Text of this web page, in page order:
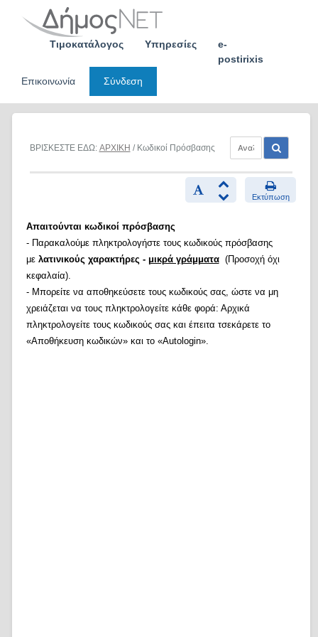
Τιμοκατάλογος Υπηρεσίες
e-
postirixis
Επικοινωνία
Σύνδεση
ΒΡΙΣΚΕΣΤΕ ΕΔΩ: ΑΡΧΙΚΗ / Κωδικοί Πρόσβασης
Εκτύπωση
Απαιτούνται κωδικοί πρόσβασης
- Παρακαλούμε πληκτρολογήστε τους κωδικούς πρόσβασης
με λατινικούς χαρακτήρες - μικρά γράμματα(Προσοχή όχι
κεφαλαία).
- Μπορείτε να αποθηκεύσετε τους κωδικούς σας, ώστε να μη
χρειάζεται να τους πληκτρολογείτε κάθε φορά: Αρχικά
πληκτρολογείτε τους κωδικούς σας και έπειτα τσεκάρετε το
«Αποθήκευση κωδικών» και το «Autologin».